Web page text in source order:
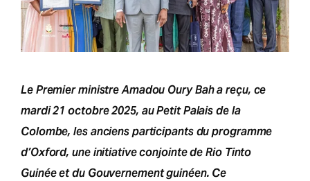
Le Premier ministre Amadou Oury Bah a reçu, ce
mardi 21 octobre 2025, au Petit Palais de la
Colombe, les anciens participants du programme
d’Oxford, une initiative conjointe de Rio Tinto
Guinée et du Gouvernement guinéen. Ce